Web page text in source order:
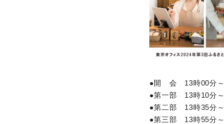
●開 会 13時00分～
●第一部 13時10分～
●第二部 13時35分～
●第三部 13時55分～